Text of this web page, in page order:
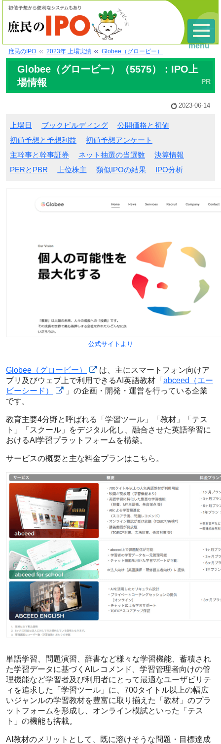
庶民のIPO 2023年 上場実績 Globee（グロービー）
Globee（グロービー）（5575）：IPO上
場情報
2023-06-14
上場日 ブックビルディング
公開価格と初値
初値予想と予想利益
初値予想アンケート
主幹事と幹事証券
ネット抽選の当選数
決算情報
PERとPBR
上位株主 類似IPOの結果 IPO分析
公式サイトより
Globee（グロービー）
は、主にスマートフォン向けア
プリ及びウェブ上で利用できるAI英語教材「 abceed（エー
ビーシード）
」の企画・開発・運営を行っている企業
です。
教育主要4分野と呼ばれる「学習ツール」「教材」「テス
ト」「スクール」をデジタル化し、融合させた英語学習に
おけるAI学習プラットフォームを構築。
サービスの概要と主な料金プランはこちら。
単語学習、問題演習、辞書など様々な学習機能、蓄積され
た学習データに基づくAIレコメンド、学習管理者向けの管
理機能など学習者及び利用者にとって最適なユーザビリテ
ィを追求した「学習ツール」に、700タイトル以上の幅広
いジャンルの学習教材を豊富に取り揃えた「教材」のプラ
ットフォームを形成し、オンライン模試といった「テス
ト」の機能も搭載。
AI教材のメリットとして、既に溶けそうな問題・目標達成
menu